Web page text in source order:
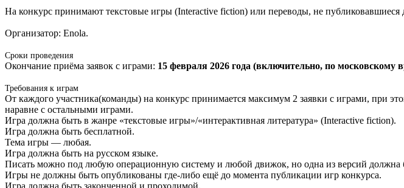
На конкурс принимают текстовые игры (Interactive fiction) или переводы, не публиковавшиеся
Организатор: Enola.
Сроки проведения
Окончание приёма заявок с играми: 15 февраля 2026 года (включительно, по московскому
Требования к играм
От каждого участника(команды) на конкурс принимается максимум 2 заявки с играми, при
наравне с остальными играми.
Игра должна быть в жанре «текстовые игры»/«интерактивная литература» (Interactive fiction).
Игра должна быть бесплатной.
Тема игры — любая.
Игра должна быть на русском языке.
Писать можно под любую операционную систему и любой движок, но одна из версий должна
Игры не должны быть опубликованы где-либо ещё до момента публикации игр конкурса.